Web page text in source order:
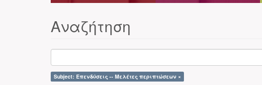
Αναζήτηση
Subject: Επενδύσεις -- Μελέτες περιπτώσεων ×